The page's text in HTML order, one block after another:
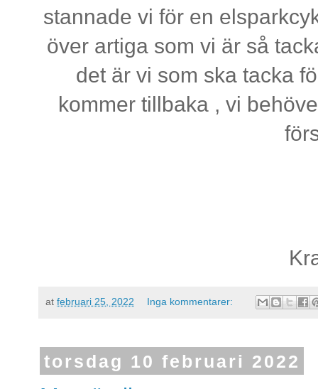
stannade vi för en
över artiga som vi är så
det är vi som ska tacka
kommer tillbaka , vi
at februari 25, 2022 Inga kommentarer:
torsdag 10 februari 2022